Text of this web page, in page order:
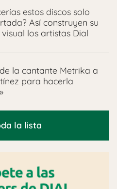
estos discos solo
Así construyen su
los artistas Dial
la cantante Metrika a
para hacerla
la lista